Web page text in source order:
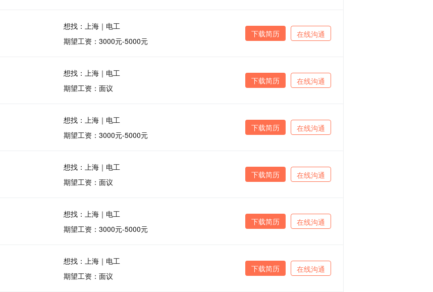
想找：上海｜电工
期望工资：3000元-5000元
在线沟通
下载简历
想找：上海｜电工
期望工资：面议
在线沟通
下载简历
想找：上海｜电工
期望工资：3000元-5000元
在线沟通
下载简历
想找：上海｜电工
期望工资：面议
在线沟通
下载简历
想找：上海｜电工
期望工资：3000元-5000元
在线沟通
下载简历
想找：上海｜电工
期望工资：面议
在线沟通
下载简历